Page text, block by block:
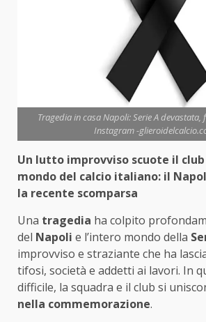
Tragedia in casa Napoli: Serie A devastata,
Instagram -
Un lutto improvviso scuote il club
mondo del calcio italiano: il
la recente scomparsa
Una tragedia ha colpito
del Napoli e l’intero mondo della
improvviso e straziante che ha
tifosi, società e addetti ai lavori. In
difficile, la squadra e il club si
nella commemorazione.